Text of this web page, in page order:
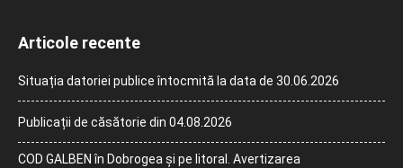
Articole recente
Situația datoriei publice întocmită la data de 30.06.2026
Publicații de căsătorie din 04.08.2026
COD GALBEN în Dobrogea și pe litoral. Avertizarea